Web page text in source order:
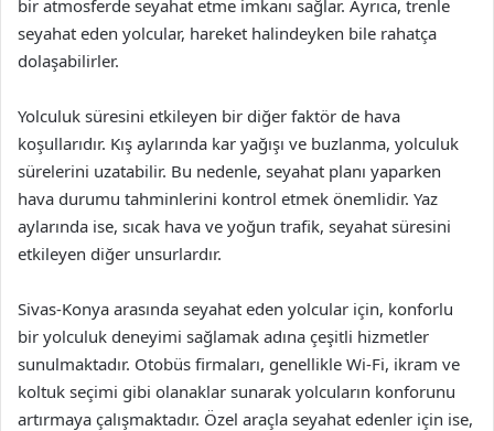
bir atmosferde seyahat etme imkanı sağlar. Ayrıca, trenle
seyahat eden yolcular, hareket halindeyken bile rahatça
dolaşabilirler.
Yolculuk süresini etkileyen bir diğer faktör de hava
koşullarıdır. Kış aylarında kar yağışı ve buzlanma, yolculuk
sürelerini uzatabilir. Bu nedenle, seyahat planı yaparken
hava durumu tahminlerini kontrol etmek önemlidir. Yaz
aylarında ise, sıcak hava ve yoğun trafik, seyahat süresini
etkileyen diğer unsurlardır.
Sivas-Konya arasında seyahat eden yolcular için, konforlu
bir yolculuk deneyimi sağlamak adına çeşitli hizmetler
sunulmaktadır. Otobüs firmaları, genellikle Wi-Fi, ikram ve
koltuk seçimi gibi olanaklar sunarak yolcuların konforunu
artırmaya çalışmaktadır. Özel araçla seyahat edenler için ise,